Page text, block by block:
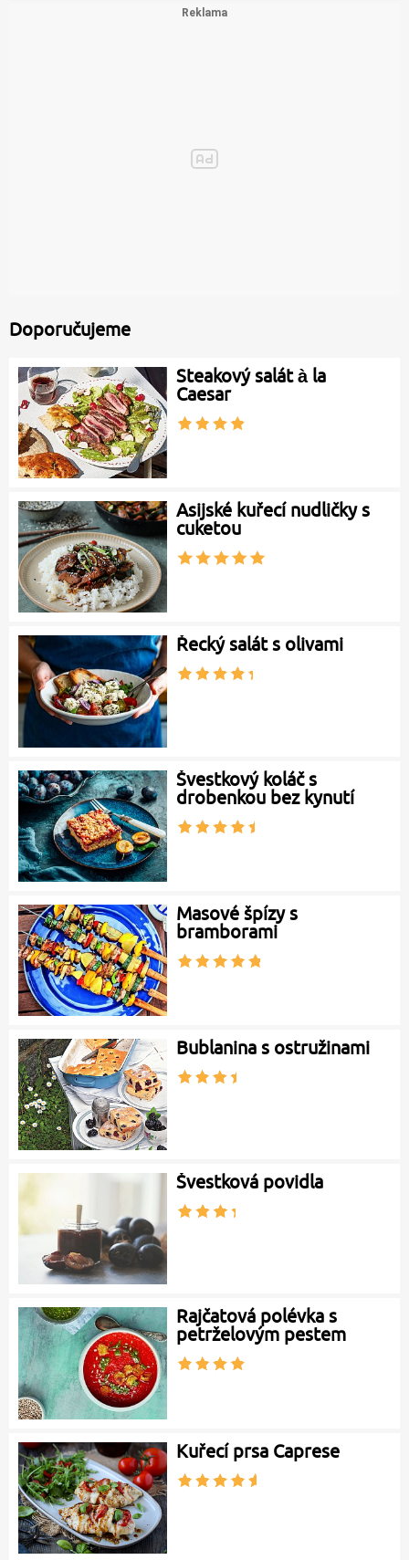
Doporučujeme
Steakový salát à la
Caesar
Asijské kuřecí nudličky s
cuketou
Řecký salát s olivami
Švestkový koláč s
drobenkou bez kynutí
Masové špízy s
bramborami
Bublanina s ostružinami
Švestková povidla
Rajčatová polévka s
petrželovým pestem
Kuřecí prsa Caprese